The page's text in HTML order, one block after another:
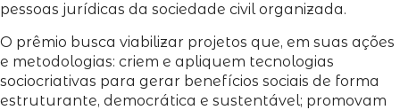
pessoas jurídicas da sociedade civil organizada.
O prêmio busca viabilizar projetos que, em suas ações
e metodologias: criem e apliquem tecnologias
sociocriativas para gerar benefícios sociais de forma
estruturante, democrática e sustentável; promovam